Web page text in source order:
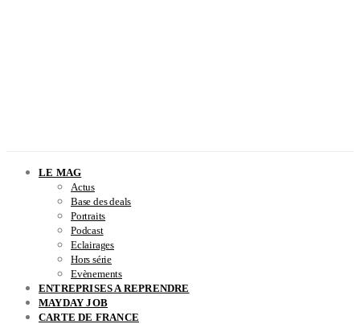
LE MAG
Actus
Base des deals
Portraits
Podcast
Eclairages
Hors série
Evènements
ENTREPRISES A REPRENDRE
MAYDAY JOB
CARTE DE FRANCE